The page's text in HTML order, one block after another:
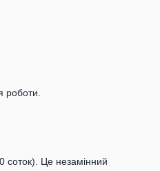
роботи.
соток). Це незамінний